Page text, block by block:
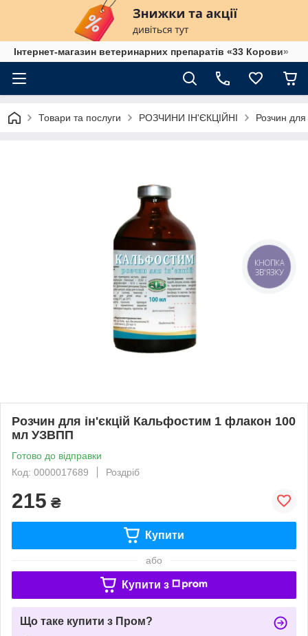
Інтернет-магазин ветеринарних препаратів «33 Корови»
Товари та послуги РОЗЧИНИ ІН'ЄКЦІЙНІ Розчин
Розчин для ін'єкцій Кальфостим 1 флакон 100
мл УЗВПП
Готово до відправки
Код: 0000017689
Роздріб
215 ₴
Купити
або
Купити з
Що таке купити з Пром?
КНОПКА
ЗВ'ЯЗКУ